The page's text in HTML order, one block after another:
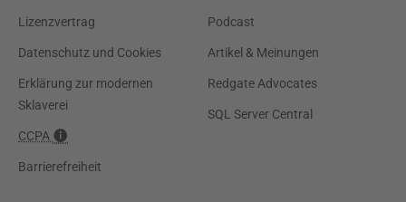
Lizenzvertrag
Datenschutz und Cookies
Erklärung zur modernen
Sklaverei
CCPA
Barrierefreiheit
Podcast
Artikel & Meinungen
Redgate Advocates
SQL Server Central